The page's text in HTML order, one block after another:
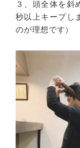
３、頭全体を斜
秒以上キープし
のが理想です）